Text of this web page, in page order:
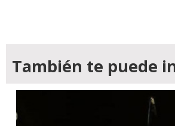
También te puede